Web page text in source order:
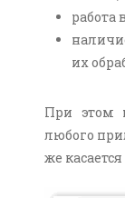
работа
их
При этом
любого
же